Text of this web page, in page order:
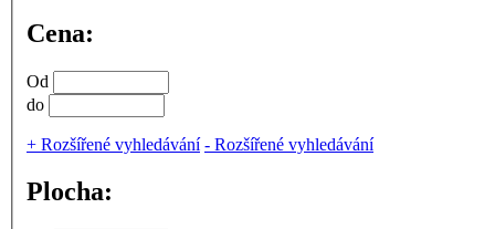
Cena:
Od
do
+ Rozšířené vyhledávání - Rozšířené vyhledávání
Plocha: